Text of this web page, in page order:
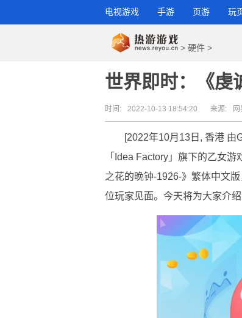
电视游戏 手游 页游 玩
> 硬件 >
世界即时：《虔
时间: 2022-10-13 18:54:20 来源:
[2022年10月13日, 香港 由
「Idea Factory」旗下的乙女
之花的晚钟-1926-》繁体中文
位玩家见面。今天将为大家介